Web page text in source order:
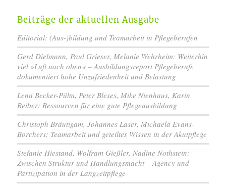
Beiträge der aktuellen Ausgabe
Editorial: (Aus-)bildung und Teamarbeit in Pflegeberufen
Gerd Dielmann, Paul Grieser, Melanie Wehrheim: Weiterhin
viel »Luft nach oben« – Ausbildungsreport Pflegeberufe
dokumentiert hohe Unzufriedenheit und Belastung
Lena Becker-Pülm, Peter Bleses, Mike Nienhaus, Karin
Reiber: Ressourcen für eine gute Pflegeausbildung
Christoph Bräutigam, Johannes Laser, Michaela Evans-
Borchers: Teamarbeit und geteiltes Wissen in der Akutpflege
Stefanie Hiestand, Wolfram Gießler, Nadine Nothstein:
Zwischen Struktur und Handlungsmacht – Agency und
Partizipation in der Langzeitpflege